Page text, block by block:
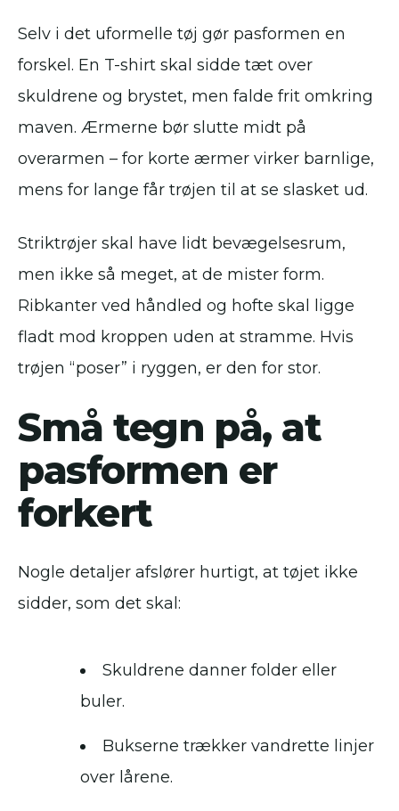
Selv i det uformelle tøj gør pasformen en
forskel. En T-shirt skal sidde tæt over
skuldrene og brystet, men falde frit omkring
maven. Ærmerne bør slutte midt på
overarmen – for korte ærmer virker barnlige,
mens for lange får trøjen til at se slasket ud.
Striktrøjer skal have lidt bevægelsesrum,
men ikke så meget, at de mister form.
Ribkanter ved håndled og hofte skal ligge
fladt mod kroppen uden at stramme. Hvis
trøjen “poser” i ryggen, er den for stor.
Små tegn på, at
pasformen er
forkert
Nogle detaljer afslører hurtigt, at tøjet ikke
sidder, som det skal:
Skuldrene danner folder eller
buler.
Bukserne trækker vandrette linjer
over lårene.